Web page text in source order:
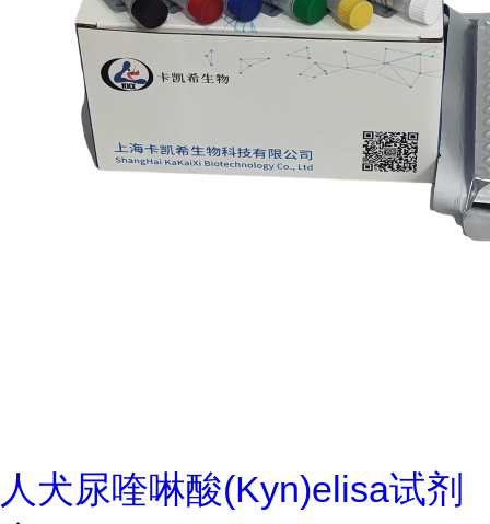
人犬尿喹啉酸(Kyn)elisa试剂